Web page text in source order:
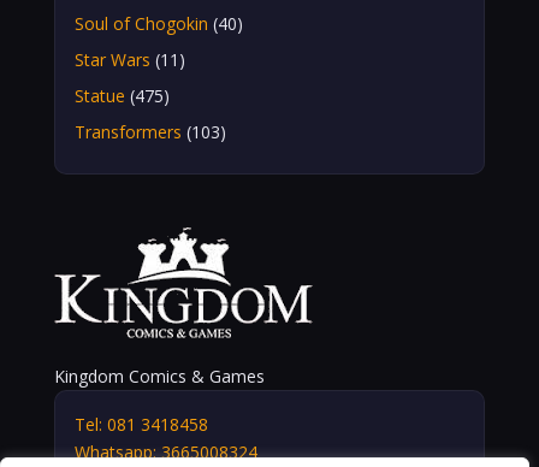
Soul of Chogokin (40)
Star Wars (11)
Statue (475)
Transformers (103)
Kingdom Comics & Games
Tel: 081 3418458
Whatsapp: 3665008324